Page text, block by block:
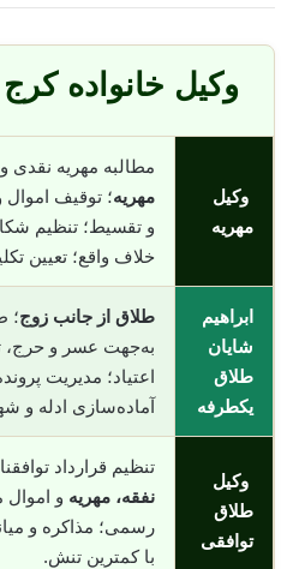
وکیل خانواده
وکیل
مهریه
مطالبه مهریه نقدی و
مهریه؛ توقیف
و تقسیط؛ تنظیم
خلاف واقع؛ تعیین
ابراهیم
شایان
طلاق
یکطرفه
طلاق از جانب زوج؛
به‌جهت عسر و حرج،
اعتیاد؛ مدیریت
آماده‌سازی ادله و
وکیل
طلاق
توافقی
تنظیم قرارداد
نفقه، مهریه و اموال
رسمی؛ مذاکره و
با کمترین تنش.